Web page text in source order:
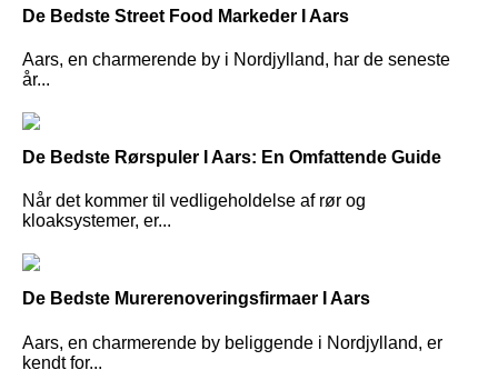
De Bedste Street Food Markeder I Aars
Aars, en charmerende by i Nordjylland, har de seneste
år...
De Bedste Rørspuler I Aars: En Omfattende Guide
Når det kommer til vedligeholdelse af rør og
kloaksystemer, er...
De Bedste Murerenoveringsfirmaer I Aars
Aars, en charmerende by beliggende i Nordjylland, er
kendt for...